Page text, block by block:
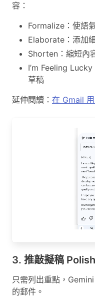
容：
Formalize：使語
Elaborate：添加
Shorten：縮短內
I’m Feeling
草稿
延伸閱讀： 在 Gmail
3. 推敲擬稿
只需列出重點，
的郵件。